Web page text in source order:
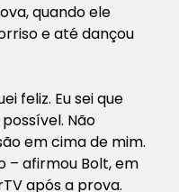
quando ele
e até dançou
feliz. Eu sei que
Não
em cima de mim.
– afirmou Bolt, em
após a prova.